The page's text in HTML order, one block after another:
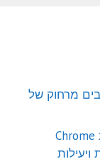
מרחוק של
שירות תיקון מחשבים מרחוק באמצעות Chrome